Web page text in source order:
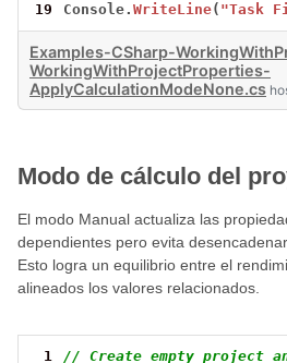
19
Console.WriteLine( "Task
Examples-CSharp-
WorkingWithProjectProperties-
ApplyCalculationModeNone.cs
Modo de cálculo del
El modo Manual actualiza las
dependientes pero evita
Esto logra un equilibrio entre el
alineados los valores relacionados.
1 // Create empty project